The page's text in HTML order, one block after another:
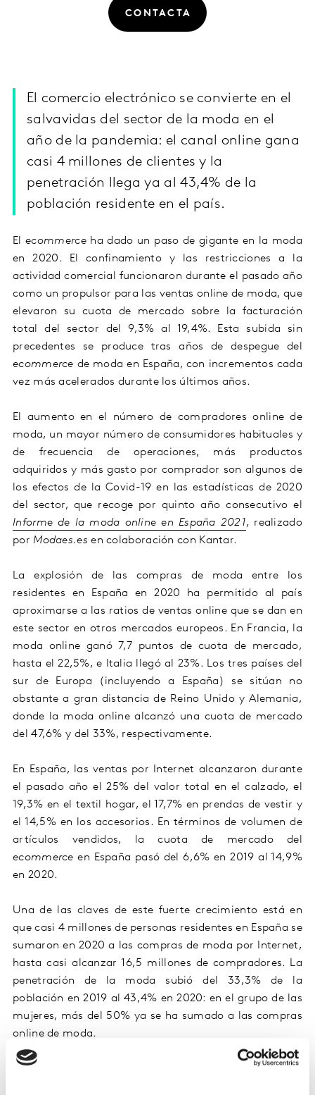
CONTACTA
El comercio electrónico se convierte en el
salvavidas del sector de la moda en el
año de la pandemia: el canal online gana
casi 4 millones de clientes y la
penetración llega ya al 43,4% de la
población residente en el país.
Elecommerceha dado un paso de gigante en la moda
en 2020. El confinamiento y las restricciones a la
actividad comercial funcionaron durante el pasado año
como un propulsor para las ventas online de moda, que
elevaron su cuota de mercado sobre la facturación
total del sector del 9,3% al 19,4%. Esta subida sin
precedentes se produce tras años de despegue del
ecommerce de moda en España, con incrementos cada
vez más acelerados durante los últimos años.
El aumento en el número de compradores online de
moda, un mayor número de consumidores habituales y
de frecuencia de operaciones, más productos
adquiridos y más gasto por comprador son algunos de
los efectos de la Covid-19 en las estadísticas de 2020
del sector, que recoge por quinto año consecutivo el
Informe de la moda online en España 2021, realizado
porModaes.es en colaboración con Kantar.
La explosión de las compras de moda entre los
residentes en España en 2020 ha permitido al país
aproximarse a las ratios de ventas online que se dan en
este sector en otros mercados europeos. En Francia, la
moda online ganó 7,7 puntos de cuota de mercado,
hasta el 22,5%, e Italia llegó al 23%. Los tres países del
sur de Europa (incluyendo a España) se sitúan no
obstante a gran distancia de Reino Unido y Alemania,
donde la moda online alcanzó una cuota de mercado
del 47,6% y del 33%, respectivamente.
En España, las ventas por Internet alcanzaron durante
el pasado año el 25% del valor total en el calzado, el
19,3% en el textil hogar, el 17,7% en prendas de vestir y
el 14,5% en los accesorios. En términos de volumen de
artículos vendidos, la cuota de mercado del
ecommerce en España pasó del 6,6% en 2019 al 14,9%
en 2020.
Una de las claves de este fuerte crecimiento está en
que casi 4 millones de personas residentes en España se
sumaron en 2020 a las compras de moda por Internet,
hasta casi alcanzar 16,5 millones de compradores. La
penetración de la moda subió del 33,3% de la
población en 2019 al 43,4% en 2020: en el grupo de las
mujeres, más del 50% ya se ha sumado a las compras
online de moda.
Además, aumentó el peso de los compradores